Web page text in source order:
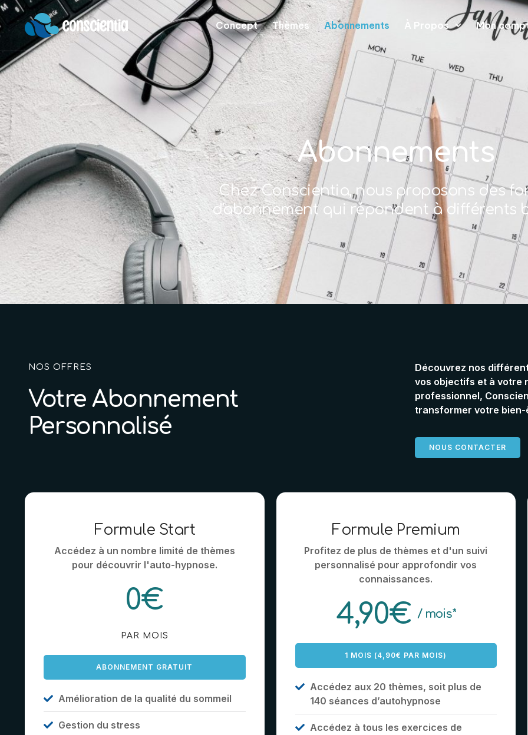
Concept Thèmes Abonnements À Propos Mon
Abonnements
Chez Conscientia, nous proposons des
d'abonnement qui répondent à différents
NOS OFFRES
Votre Abonnement
Personnalisé
Découvrez nos
vos objectifs et à votre
professionnel,
transformer votre bien-
NOUS CONTACTER
Formule Start
Accédez à un nombre limité de thèmes
pour découvrir l'auto-hypnose.
0€
PAR MOIS
ABONNEMENT GRATUIT
Amélioration de la qualité du sommeil
Gestion du stress
Formule Premium
Profitez de plus de thèmes et d'un suivi
personnalisé pour approfondir vos
connaissances.
4,90€ / mois*
1 MOIS (4,90€ PAR MOIS)
Accédez aux 20 thèmes, soit plus de
140 séances d’autohypnose
Accédez à tous les exercices de